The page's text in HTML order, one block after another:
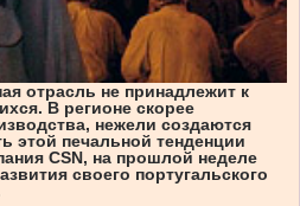
отрасль не принадлежит к
В регионе скорее
нежели создаются
этой печальной тенденции
CSN, на прошлой неделе
своего португальского